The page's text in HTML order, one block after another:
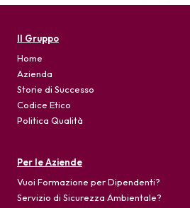
Il Gruppo
Home
Azienda
Storie di Successo
Codice Etico
Politica Qualità
Per le Aziende
Vuoi Formazione per Dipendenti?
Servizio di Sicurezza Ambientale?